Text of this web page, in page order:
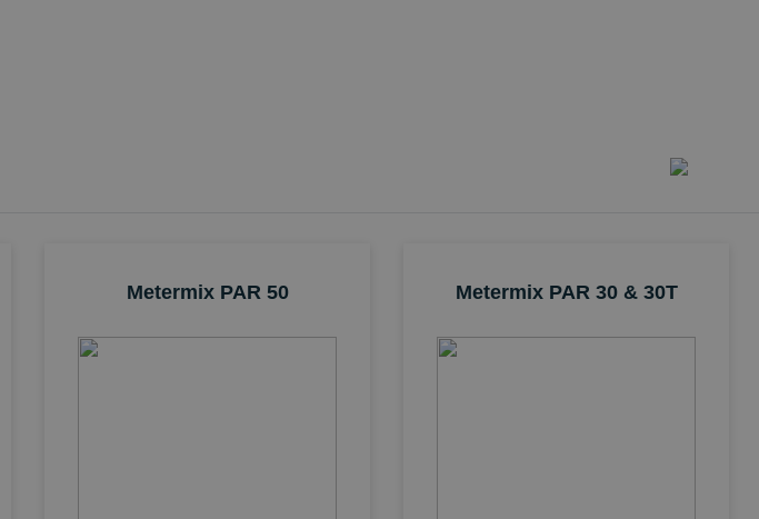
Metermix PAR 50 Metermix PAR 30 & 30T